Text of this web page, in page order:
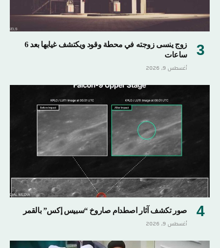
زوج ينسى زوجته في محطة وقود ويكتشف غيابها بعد 6
ساعات
أغسطس 9, 2026
صور تكشف آثار اصطدام صاروخ “سبيس إكس” بالقمر
أغسطس 9, 2026